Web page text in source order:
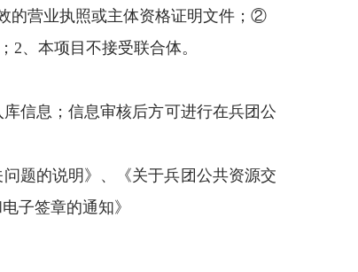
的营业执照或主体资格证明文件；②
2、本项目不接受联合体。
信息；信息审核后方可进行在兵团公
题的说明》、《关于兵团公共资源交
子签章的通知》